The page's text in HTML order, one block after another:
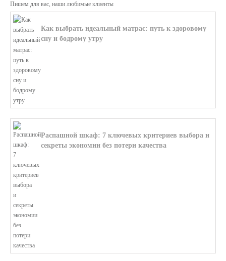
Пишем для вас, наши любимые клиенты
Как выбрать идеальный матрас: путь к здоровому
сну и бодрому утру
Распашной шкаф: 7 ключевых критериев выбора и
секреты экономии без потери качества